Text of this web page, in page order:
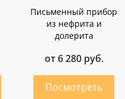
Письменный прибор
из нефрита и
долерита
от 6 280 руб.